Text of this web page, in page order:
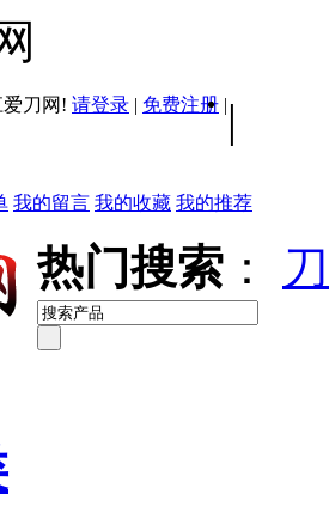
刀网! 请登录 | 免费注册 | |
我的留言 我的收藏 我的推荐
热门搜索 ：